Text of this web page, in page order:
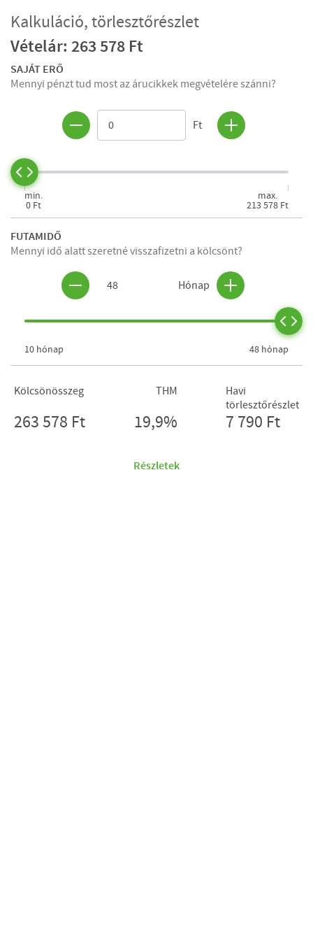
Kalkuláció, törlesztőrészlet
Vételár: 263 578 Ft
SAJÁT ERŐ
Mennyi pénzt tud most az árucikkek megvételére szánni?
Ft
min.
0 Ft
max.
213 578 Ft
FUTAMIDŐ
Mennyi idő alatt szeretné visszafizetni a kölcsönt?
48 Hónap
10 hónap 48 hónap
Kölcsönösszeg
263 578 Ft
THM
19,9%
Havi
törlesztőrészlet
7 790 Ft
Részletek